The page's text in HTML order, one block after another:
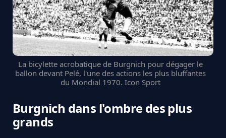
La bicylette acrobatique de Burgnich pour dégager le
ballon devant Pelé, l'une des actions les plus bluffantes
du Mondial 1970. Icon Sport
Burgnich dans l'ombre des plus
grands